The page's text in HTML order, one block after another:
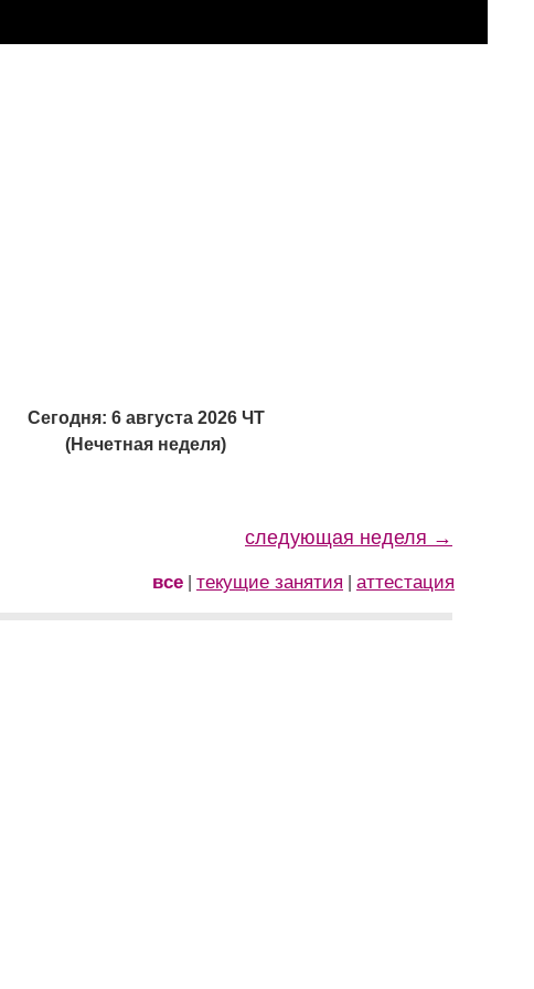
Сегодня: 6 августа 2026 ЧТ
(Нечетная неделя)
следующая неделя →
все текущие занятия аттестация